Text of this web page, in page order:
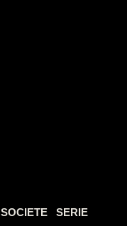
SOCIETE
SERIE